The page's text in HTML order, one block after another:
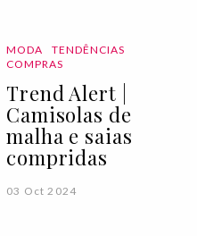
MODA
TENDÊNCIAS
COMPRAS
Trend Alert |
Camisolas de
malha e saias
compridas
03 Oct 2024